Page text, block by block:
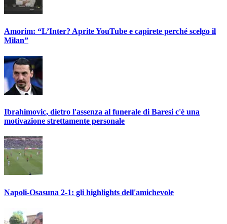
Amorim: “L’Inter? Aprite YouTube e capirete perché scelgo il
Milan”
Ibrahimovic, dietro l'assenza al funerale di Baresi c'è una
motivazione strettamente personale
Napoli-Osasuna 2-1: gli highlights dell'amichevole